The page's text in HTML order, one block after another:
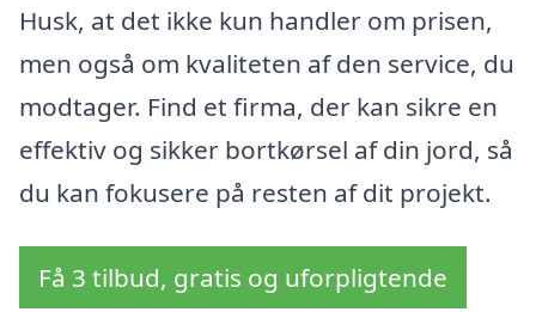
Husk, at det ikke kun handler om prisen,
men også om kvaliteten af den service, du
modtager. Find et firma, der kan sikre en
effektiv og sikker bortkørsel af din jord, så
du kan fokusere på resten af dit projekt.
Få 3 tilbud, gratis og uforpligtende